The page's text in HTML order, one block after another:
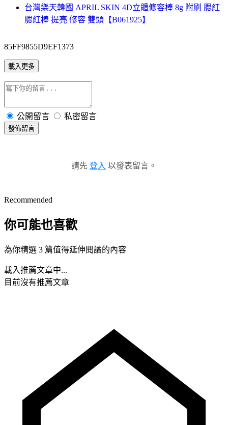
台灣樂天韓國 APRIL SKIN 4D立體修容棒 8g 附刷 腮紅
腮紅棒 提亮 修容 雙頭【B061925】
85FF9855D9EF1373
載入更多
公開留言 私密留言
發佈留言
請先 登入 以發表留言。
Recommended
你可能也喜歡
為你精選 3 篇值得延伸閱讀的內容
載入推薦文章中...
目前沒有推薦文章